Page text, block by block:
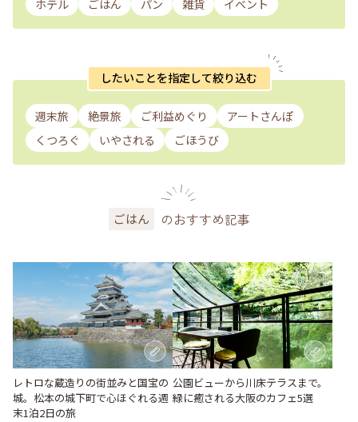
ホテル ごはん パン 雑貨 イベント
したいことを指定して絞り込む
週末旅 絶景旅 ご利益めぐり
アートさんぽ
くつろぐ
いやされる ごほうび
ごはん のおすすめ記事
レトロな蔵造りの街並みと国宝の
城。松本の城下町で心ほぐれる週
末1泊2日の旅
公園ビューから川床テラスまで。
緑に癒される大阪のカフェ5選